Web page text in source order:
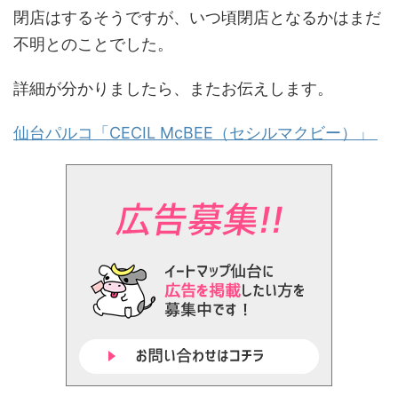
閉店はするそうですが、いつ頃閉店となるかはまだ
不明とのことでした。
詳細が分かりましたら、またお伝えします。
仙台パルコ「CECIL McBEE（セシルマクビー）」